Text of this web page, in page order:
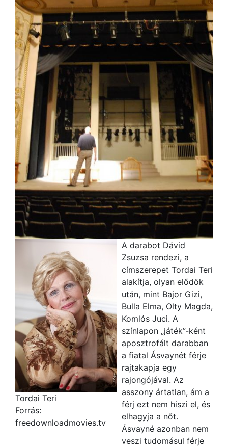
Tordai Teri
Forrás:
freedownloadmovies.tv
A darabot Dávid
Zsuzsa rendezi, a
címszerepet Tordai Teri
alakítja, olyan elődök
után, mint Bajor Gizi,
Bulla Elma, Olty Magda,
Komlós Juci. A
színlapon „játék”-ként
aposztrofált darabban
a fiatal Ásvaynét férje
rajtakapja egy
rajongójával. Az
asszony ártatlan, ám a
férj ezt nem hiszi el, és
elhagyja a nőt.
Ásvayné azonban nem
veszi tudomásul férje